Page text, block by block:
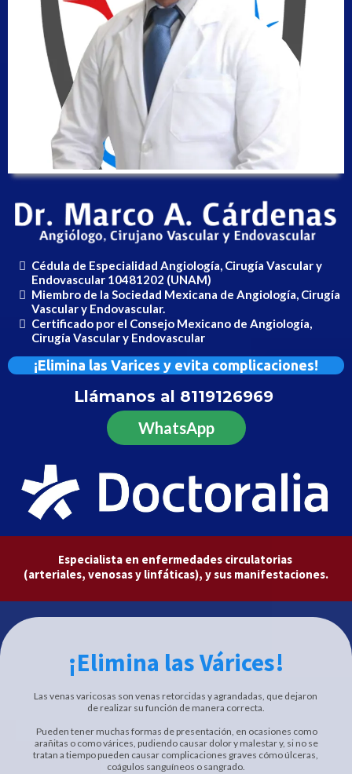
Cédula de Especialidad Angiología, Cirugía Vascular y
Endovascular 10481202 (UNAM)
Miembro de la Sociedad Mexicana de Angiología, Cirugía
Vascular y Endovascular.
​Certificado por el Consejo Mexicano de Angiología,
Cirugía Vascular y Endovascular
¡Elimina las Varices y evita complicaciones!
Llámanos al 8119126969
WhatsApp
Especialista en enfermedades circulatorias
(arteriales, venosas y linfáticas), y sus manifestaciones.
¡Elimina las Várices!
Las venas varicosas son venas retorcidas y agrandadas, que dejaron
de realizar su función de manera correcta.
Pueden tener muchas formas de presentación, en ocasiones como
arañitas o como várices, pudiendo causar dolor y malestar y, si no se
tratan a tiempo pueden causar complicaciones graves cómo úlceras,
coágulos sanguíneos o sangrado.